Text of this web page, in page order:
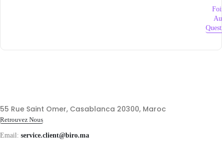
55 Rue Saint Omer, Casablanca 20300, Maroc
Retrouvez Nous
Email: service.client@biro.ma